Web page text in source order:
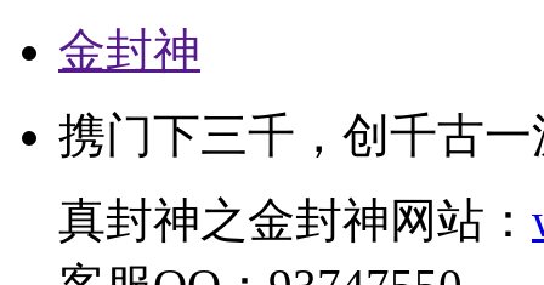
金封神
携门下三千，创千古一
真封神之金封神网站：